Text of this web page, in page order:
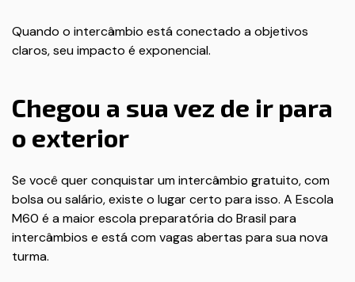
Quando o intercâmbio está conectado a objetivos
claros, seu impacto é exponencial.
Chegou a sua vez de ir para
o exterior
Se você quer conquistar um intercâmbio gratuito, com
bolsa ou salário, existe o lugar certo para isso. A Escola
M60 é a maior escola preparatória do Brasil para
intercâmbios e está com vagas abertas para sua nova
turma.